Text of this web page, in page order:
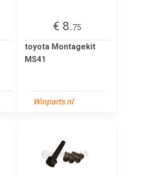
€ 8.75
toyota Montagekit
MS41
Winparts.nl